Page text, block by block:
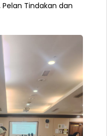
Tindakan dan